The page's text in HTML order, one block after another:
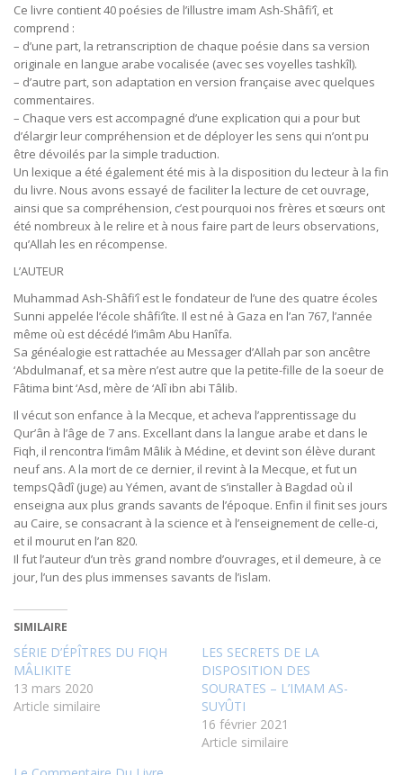
Ce livre contient 40 poésies de l’illustre imam Ash-Shâfi’î, et
comprend :
– d’une part, la retranscription de chaque poésie dans sa version
originale en langue arabe vocalisée (avec ses voyelles tashkîl).
– d’autre part, son adaptation en version française avec quelques
commentaires.
– Chaque vers est accompagné d’une explication qui a pour but
d’élargir leur compréhension et de déployer les sens qui n’ont pu
être dévoilés par la simple traduction.
Un lexique a été également été mis à la disposition du lecteur à la fin
du livre. Nous avons essayé de faciliter la lecture de cet ouvrage,
ainsi que sa compréhension, c’est pourquoi nos frères et sœurs ont
été nombreux à le relire et à nous faire part de leurs observations,
qu’Allah les en récompense.
L’AUTEUR
Muhammad Ash-Shâfi’î est le fondateur de l’une des quatre écoles
Sunni appelée l’école shâfi’îte. Il est né à Gaza en l’an 767, l’année
même où est décédé l’imâm Abu Hanîfa.
Sa généalogie est rattachée au Messager d’Allah par son ancêtre
‘Abdulmanaf, et sa mère n’est autre que la petite-fille de la soeur de
Fâtima bint ‘Asd, mère de ‘Alî ibn abi Tâlib.
Il vécut son enfance à la Mecque, et acheva l’apprentissage du
Qur’ân à l’âge de 7 ans. Excellant dans la langue arabe et dans le
Fiqh, il rencontra l’imâm Mâlik à Médine, et devint son élève durant
neuf ans. A la mort de ce dernier, il revint à la Mecque, et fut un
tempsQâdî (juge) au Yémen, avant de s’installer à Bagdad où il
enseigna aux plus grands savants de l’époque. Enfin il finit ses jours
au Caire, se consacrant à la science et à l’enseignement de celle-ci,
et il mourut en l’an 820.
Il fut l’auteur d’un très grand nombre d’ouvrages, et il demeure, à ce
jour, l’un des plus immenses savants de l’islam.
SIMILAIRE
SÉRIE D’ÉPÎTRES DU FIQH
MÂLIKITE
13 mars 2020
Article similaire
LES SECRETS DE LA
DISPOSITION DES
SOURATES – L’IMAM AS-
SUYÛTI
16 février 2021
Article similaire